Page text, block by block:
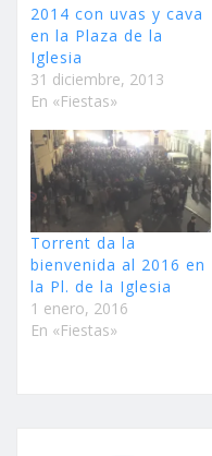
2014 con uvas y cava
en la Plaza de la
Iglesia
31 diciembre, 2013
En «Fiestas»
Torrent da la
bienvenida al 2016 en
la Pl. de la Iglesia
1 enero, 2016
En «Fiestas»